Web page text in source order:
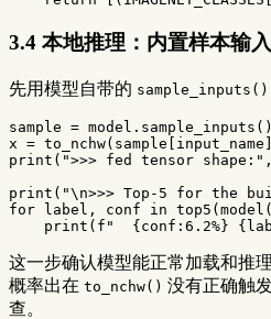
3.4 本地推理：内置样本输入
先用模型自带的 sample_inputs()
sample = model . sample_inputs ()
x = to_nchw( sample input_name
print ( ">>> fed tensor shape:" ,
print ( "\n>>> Top-5 for the
for
label , conf in top5 ( model (
print ( f " { conf : 6.2% } {
这一步确认模型能正常加载和推
概率出在 to_nchw() 没有正确触
查。